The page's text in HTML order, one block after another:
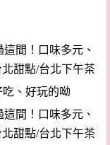
、好玩的呦